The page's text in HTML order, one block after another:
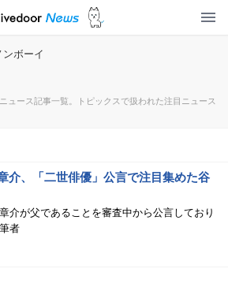
ボーイ
ュース記事一覧。トピックスで扱われた注目ニュース
介、「二世俳優」公言で注目集めた谷
介が父であることを審査中から公言しており
者